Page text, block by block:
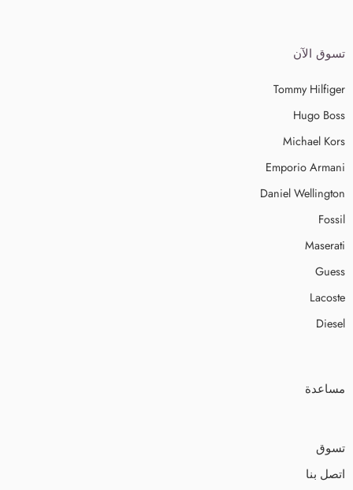
تسوق الآن
Tommy Hilfiger
Hugo Boss
Michael Kors
Emporio Armani
Daniel Wellington
Fossil
Maserati
Guess
Lacoste
Diesel
مساعدة
تسوق
اتصل بنا